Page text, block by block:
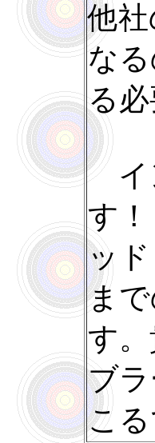
他
な
る
イ
す
ッ
ま
す
ブ
こる